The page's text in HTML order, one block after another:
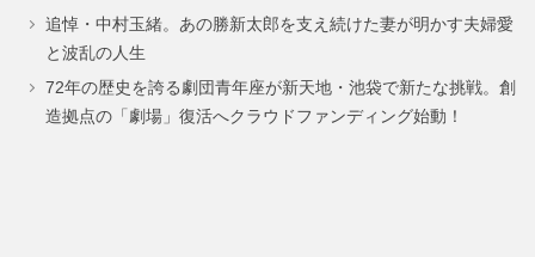
ー
ジ
ー
ジ
追悼・中村玉緒。あの勝新太郎を支え続けた妻が明かす夫婦愛
と波乱の人生
72年の歴史を誇る劇団青年座が新天地・池袋で新たな挑戦。創
造拠点の「劇場」復活へクラウドファンディング始動！